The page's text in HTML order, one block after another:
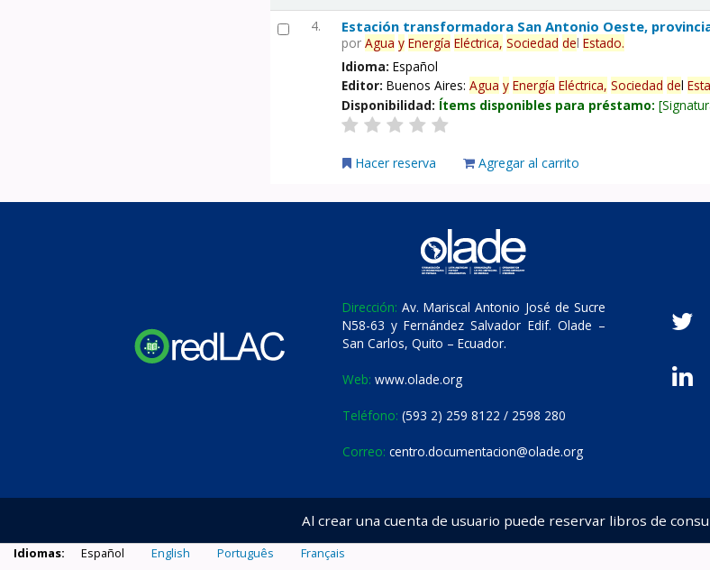
4. Estación transformadora San Antonio Oeste,
porAgua y Energía Eléctrica, Sociedad delEstado.
Idioma:Español
Editor:Buenos Aires:Agua y Energía Eléctrica, Sociedad del
Disponibilidad: Ítems disponibles para préstamo:
Hacer reserva Agregar al carrito
Dirección: Av. Mariscal Antonio José de Sucre
N58-63 y Fernández Salvador Edif. Olade –
San Carlos, Quito – Ecuador.
Web: www.olade.org
Teléfono: (593 2) 259 8122 / 2598 280
Correo: centro.documentacion@olade.org
Al crear una cuenta de usuario puede reservar libros de
Idiomas: Español English Português Français